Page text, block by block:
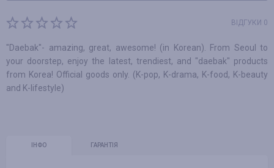
ВІДГУКИ 0
"Daebak"- amazing, great, awesome! (in Korean). From Seoul to
your doorstep, enjoy the latest, trendiest, and "daebak" products
from Korea! Official goods only. (K-pop, K-drama, K-food, K-beauty
and K-lifestyle)
ІНФО ГАРАНТІЯ